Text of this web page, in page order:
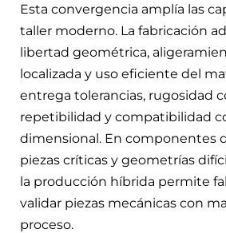
Esta convergencia amplía las
taller moderno. La fabricación
libertad geométrica,
localizada y uso eficiente del
entrega tolerancias, rugosidad
repetibilidad y compatibilidad
dimensional. En componentes
piezas críticas y geometrías
la producción híbrida permite
validar piezas mecánicas con
proceso.